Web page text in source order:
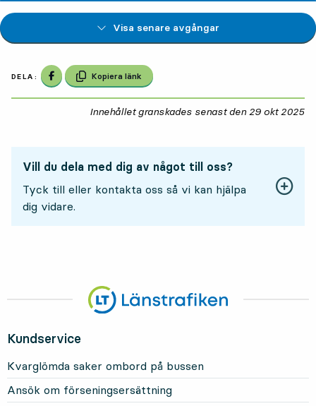
Visa senare avgångar
DELA: Dela på Facebook
Kopiera länk
Innehållet granskades senast den 29 okt 2025
Vill du dela med dig av något till oss?
Tyck till eller kontakta oss så vi kan hjälpa
dig vidare.
Kundservice
Kvarglömda saker ombord på bussen
Ansök om förseningsersättning